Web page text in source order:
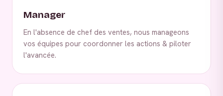
Manager
En l'absence de chef des ventes, nous manageons
vos équipes pour coordonner les actions & piloter
l'avancée.